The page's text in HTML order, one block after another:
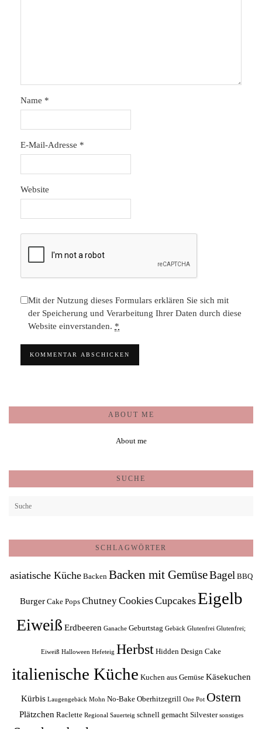
Name *
E-Mail-Adresse *
Website
Mit der Nutzung dieses Formulars erklären Sie sich mit
der Speicherung und Verarbeitung Ihrer Daten durch diese
Website einverstanden. *
ABOUT ME
About me
SUCHE
SCHLAGWÖRTER
asiatische Küche Backen Backen mit GemüseBagel BBQ
Burger Cake Pops ChutneyCookiesCupcakesEigelb
Eiweiß Erdbeeren Ganache Geburtstag Gebäck Glutenfrei Glutenfrei;
Eiweiß Halloween Hefeteig Herbst Hidden Design Cake
italienische Küche Kuchen aus Gemüse Käsekuchen
Kürbis Laugengebäck Mohn No-Bake Oberhitzegrill One Pot Ostern
Plätzchen Raclette Regional Sauerteig schnell gemacht Silvester sonstiges